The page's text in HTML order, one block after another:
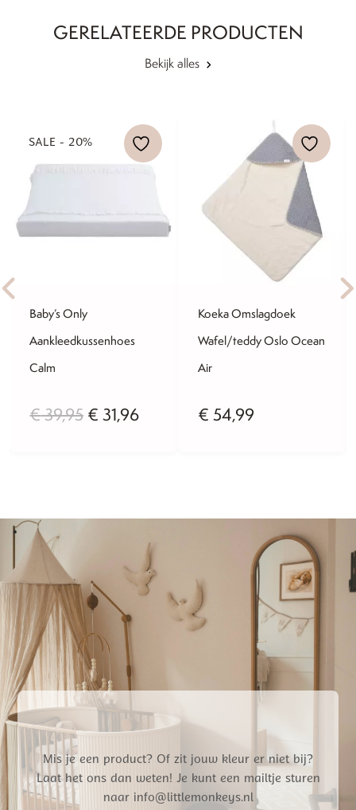
GERELATEERDE PRODUCTEN
Bekijk alles
SALE - 20%
Baby’s Only
Aankleedkussenhoes
Calm
€39,95 Oorspronkelijke
€ 39,95.
€ 31,96Huidige
€ 31,96.
Koeka Omslagdoek
Wafel/teddy Oslo Ocean
Air
€ 54,99
Mis je een product? Of zit jouw kleur er niet bij?
Laat het ons dan weten! Je kunt een mailtje sturen
naar info@littlemonkeys.nl